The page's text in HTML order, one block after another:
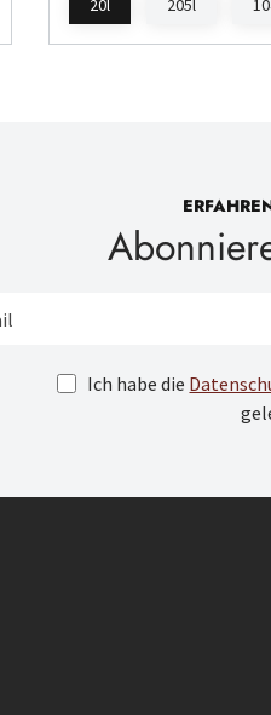
20l 205l
Ich habe die